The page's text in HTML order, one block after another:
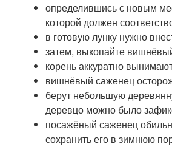
определившись с новым
которой должен
в готовую лунку нужно
затем, выкопайте
корень аккуратно
вишнёвый саженец
берут небольшую
деревцо можно было
посажёный саженец
сохранить его в зимнюю